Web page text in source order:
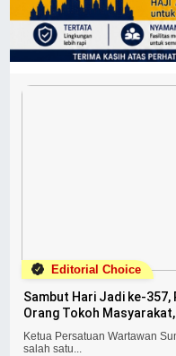
Editorial Choice
Sambut Hari Jadi ke-357,
Orang Tokoh
Ketua Persatuan Wartawan
salah satu...